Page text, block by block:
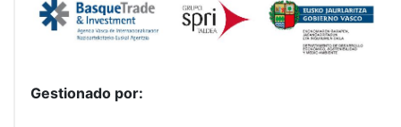
Gestionado por: